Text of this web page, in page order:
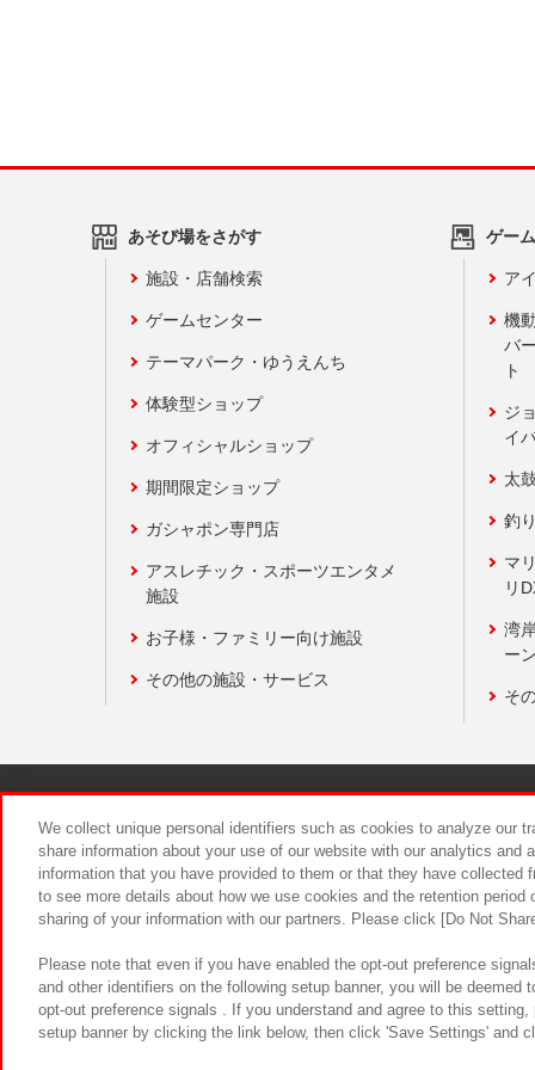
あそび場をさがす
施設・店舗検索
ゲームセンター
テーマパーク・ゆうえんち
体験型ショップ
オフィシャルショップ
期間限定ショップ
ガシャポン専門店
アスレチック・スポーツエンタメ
施設
お子様・ファミリー向け施設
その他の施設・サービス
ゲー
ア
機
バ
ト
ジ
イ
太
釣
マ
リ
湾
ー
そ
食品のご
We collect unique personal identifiers such as cookies to analyze our
share information about your use of our website with our analytics and
information that you have provided to them or that they have
to see more details about how we use cookies and the retention
sharing of your information with our partners. Please click [Do Not
Please note that even if you have enabled the opt-out preference
and other identifiers on the following setup banner, you will be
opt-out preference signals . If you understand and agree to this
setup banner by clicking the link below, then click 'Save Settings' and